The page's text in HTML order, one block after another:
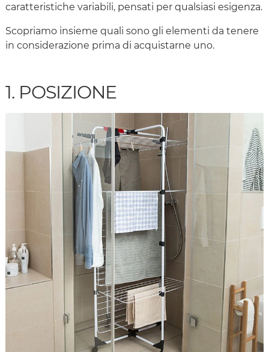
caratteristiche variabili, pensati per qualsiasi esigenza.
Scopriamo insieme quali sono gli elementi da tenere
in considerazione prima di acquistarne uno.
1. POSIZIONE